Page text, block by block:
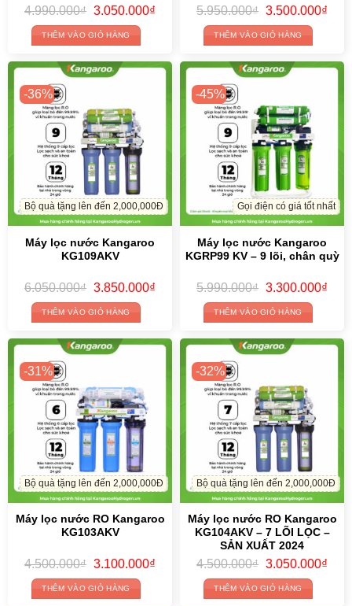
4.990.000₫ Original
was:
4.990.000₫.
3.050.000₫Current
3.050.000₫.
THÊM VÀO GIỎ HÀNG
5.950.000₫ Original
was:
5.950.000₫.
3.500.000₫
THÊM VÀO GIỎ HÀNG
-36%
Bộ quà tặng lên đến 2,000,000Đ
Máy lọc nước Kangaroo
KG109AKV
6.050.000₫ Original
was:
6.050.000₫.
3.850.000₫Current
3.850.000₫.
THÊM VÀO GIỎ HÀNG
-45%
Gọi điện có giá tốt nhất
Máy lọc nước Kangaroo
KGRP99 KV – 9 lõi, chân quỳ
5.990.000₫ Original
was:
5.990.000₫.
3.300.000₫
THÊM VÀO GIỎ HÀNG
-31%
Bộ quà tặng lên đến 2,000,000Đ
Máy lọc nước RO Kangaroo
KG103AKV
4.500.000₫ Original
was:
4.500.000₫.
3.100.000₫Current
3.100.000₫.
THÊM VÀO GIỎ HÀNG
-32%
Bộ quà tặng lên đến 2,000,000Đ
Máy lọc nước RO Kangaroo
KG104AKV – 7 LÕI LỌC –
SẢN XUẤT 2024
4.500.000₫ Original
was:
4.500.000₫.
3.050.000₫
THÊM VÀO GIỎ HÀNG